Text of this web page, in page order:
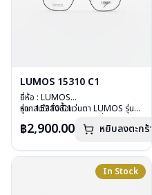
LUMOS 15310 C1
ยี่ห้อ : LUMOS
รุ่น : 15310 C1
เลนส์ : Demo Lens
น้ำหนัก : 16 กรัม
อุปกรณ์ : กล่องแว่น , ผ้าเช็ดแว่น
หากสนใจสั่งชื้อแว่นตา LUMOS รุ่น
กรุณาติดต่อเราคลิก
฿2,900.00 หยิบลงตะกร้า
In Stock